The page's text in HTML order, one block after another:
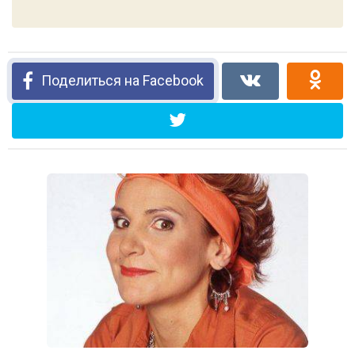
Поделиться на Facebook